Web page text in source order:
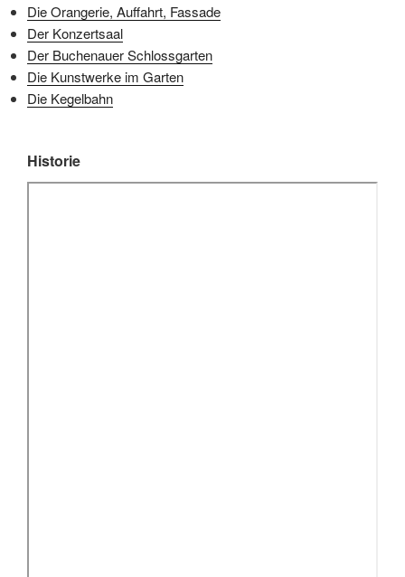
Die Orangerie, Auffahrt, Fassade
Der Konzertsaal
Der Buchenauer Schlossgarten
Die Kunstwerke im Garten
Die Kegelbahn
Historie